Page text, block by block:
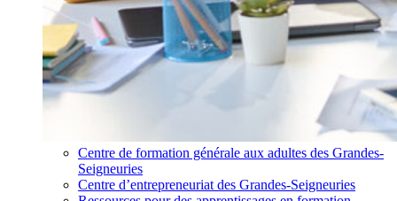
Centre de formation générale aux adultes des Grandes-
Seigneuries
Centre d’entrepreneuriat des Grandes-Seigneuries